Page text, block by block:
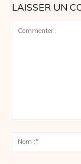
LAISSER UN